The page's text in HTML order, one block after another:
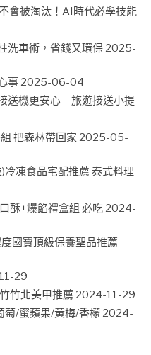
會被淘汰！AI時代必學技能
洗車術，省錢又環保 2025-
事 2025-06-04
送機更安心｜旅遊接送小提
把森林帶回家 2025-05-
冷凍食品宅配推薦 泰式料理
酥+爆餡禮盒組 必吃 2024-
國寶頂級保養聖品推薦
29
竹北美甲推薦 2024-11-29
萄/蜜蘋果/黃梅/香檬 2024-